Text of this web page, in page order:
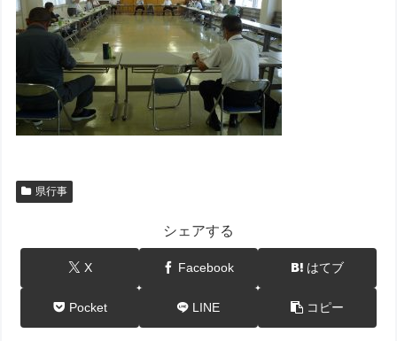
県行事
シェアする
X Facebook はてブ
Pocket LINE コピー